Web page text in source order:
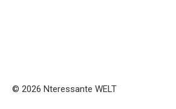
© 2026 Nteressante WELT